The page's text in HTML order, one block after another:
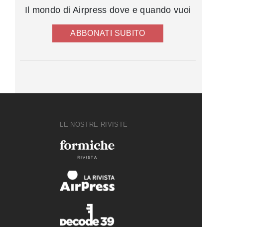
Il mondo di Airpress dove e quando vuoi
ABBONATI SUBITO
LE NOSTRE RIVISTE